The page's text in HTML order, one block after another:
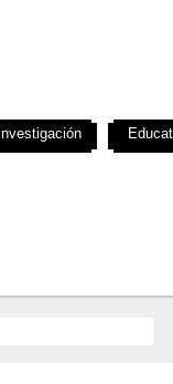
Investigación